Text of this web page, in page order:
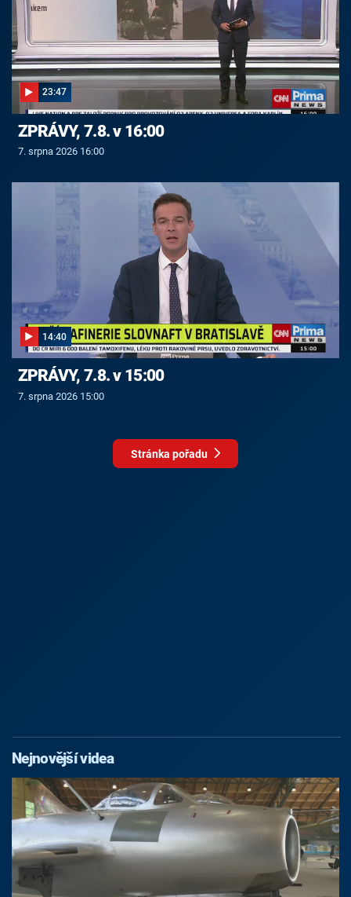
23:47
ZPRÁVY, 7.8. v 16:00
7. srpna 2026 16:00
14:40
ZPRÁVY, 7.8. v 15:00
7. srpna 2026 15:00
Stránka pořadu
Nejnovější videa